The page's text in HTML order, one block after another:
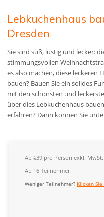
Lebkuchenhaus
Dresden
Sie sind süß, lustig und lecker:
stimmungsvollen
es also machen, diese leckeren
bauen? Bauen Sie ein solides
mit den schönsten und
über dies Lebkuchenhaus
erfahren? Dann können Sie
Ab €39 pro Person exkl. MwSt.
Ab 16 Teilnehmer
Weniger Teilnehmer? Klicken